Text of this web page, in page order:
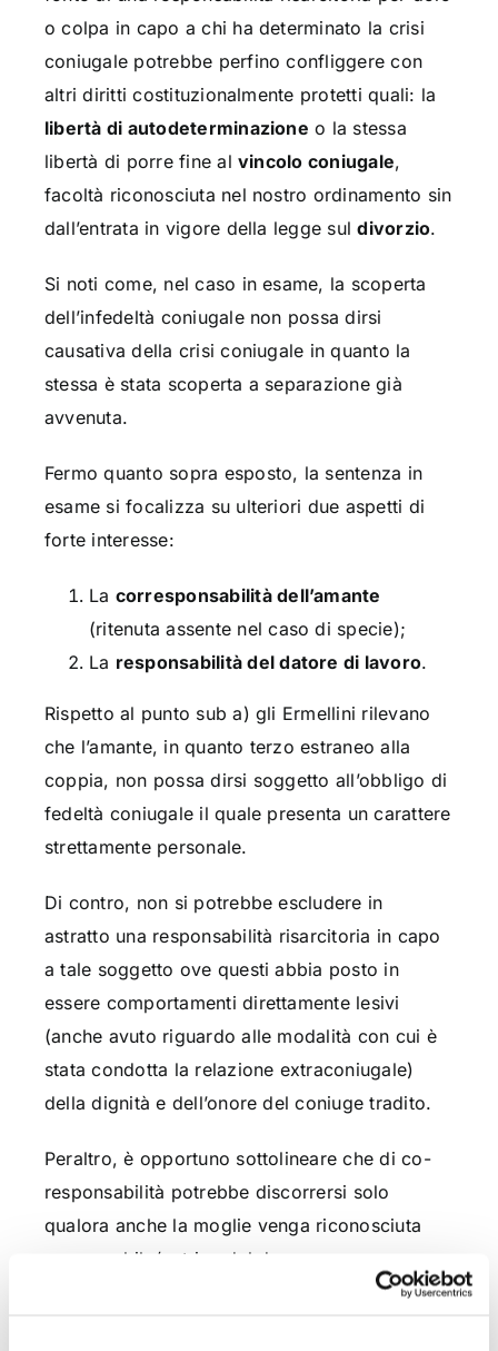
o colpa in capo a chi ha determinato la crisi
coniugale potrebbe perfino confliggere con
altri diritti costituzionalmente protetti quali: la
libertà di autodeterminazione o la stessa
libertà di porre fine al vincolo coniugale,
facoltà riconosciuta nel nostro ordinamento sin
dall’entrata in vigore della legge suldivorzio.
Si noti come, nel caso in esame, la scoperta
dell’infedeltà coniugale non possa dirsi
causativa della crisi coniugale in quanto la
stessa è stata scoperta a separazione già
avvenuta.
Fermo quanto sopra esposto, la sentenza in
esame si focalizza su ulteriori due aspetti di
forte interesse:
La corresponsabilità dell’amante
(ritenuta assente nel caso di specie);
La responsabilità del datore di lavoro.
Rispetto al punto sub a) gli Ermellini rilevano
che l’amante, in quanto terzo estraneo alla
coppia, non possa dirsi soggetto all’obbligo di
fedeltà coniugale il quale presenta un carattere
strettamente personale.
Di contro, non si potrebbe escludere in
astratto una responsabilità risarcitoria in capo
a tale soggetto ove questi abbia posto in
essere comportamenti direttamente lesivi
(anche avuto riguardo alle modalità con cui è
stata condotta la relazione extraconiugale)
della dignità e dell’onore del coniuge tradito.
Peraltro, è opportuno sottolineare che di co-
responsabilità potrebbe discorrersi solo
qualora anche la moglie venga riconosciuta
responsabile/autrice del danno.